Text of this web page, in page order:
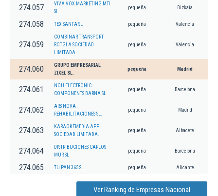
274.057
VIVA VOX MARKETING MTI
SL
pequeña Bizkaia
274.058 TEX SANTA SL pequeña Valencia
274.059
COMBINAR TRANSPORT
ROTGLA SOCIEDAD
LIMITADA.
pequeña Valencia
274.060
GRUPO EMPRESARIAL
ZIXEL SL.
pequeña Madrid
274.061
NOU ELECTRONIC
COMPONENTS BARNA SL
pequeña Barcelona
274.062
ARS NOVA
REHABILITACIONES SL.
pequeña Madrid
274.063
KARAOKEMEDIA APP
SOCIEDAD LIMITADA.
pequeña Albacete
274.064
DISTRIBUCIONES CARLOS
MUR SL
pequeña Barcelona
274.065 TU PAN 365 SL. pequeña Alicante
Ver Ranking de Empresas Nacional